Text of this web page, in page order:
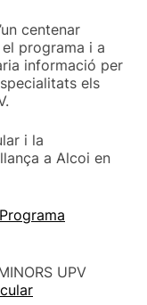
centenar
el programa i a
informació per
els
i la
a Alcoi en
Programa
UPV